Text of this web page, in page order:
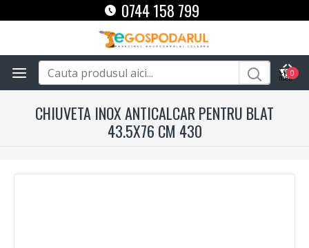
0744 158 799
0
CHIUVETA INOX ANTICALCAR PENTRU BLAT
43.5X76 CM 430